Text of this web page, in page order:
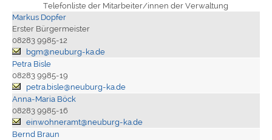
Telefonliste der Mitarbeiter/innen der Verwaltung
Markus Dopfer
Erster Bürgermeister
08283 9985-12
bgm@neuburg-ka.de
Petra Bisle
08283 9985-19
petra.bisle@neuburg-ka.de
Anna-Maria Böck
08283 9985-16
einwohneramt@neuburg-ka.de
Bernd Braun